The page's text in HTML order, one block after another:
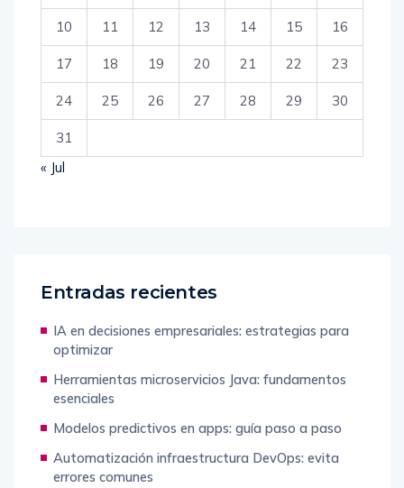
10 11 12 13 14 15 16
17 18 19 20 21 22 23
24 25 26 27 28 29 30
31
« Jul
Entradas recientes
IA en decisiones empresariales: estrategias para
optimizar
Herramientas microservicios Java: fundamentos
esenciales
Modelos predictivos en apps: guía paso a paso
Automatización infraestructura DevOps: evita
errores comunes